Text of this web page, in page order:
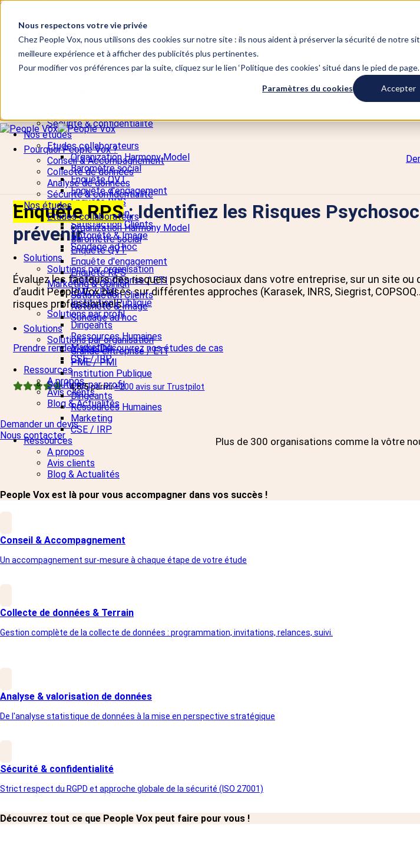
Nous respectons votre vie privée
Chez People Vox, nous utilisons des cookies sur notre site : ils nous aident à préserver la sécurité de notre
meilleure expérience et à afficher des publicités plus pertinentes.
Pour modifier vos préférences par la suite, cliquez sur le lien ‘Politique des cookies' situé dans le pied de page.
Paramètres du cookies Accepter
Skip to content
📞 +33 5 82 95 56 50
Site Vote électronique
Fermer
Sécurité & confidentialité
Nos études
Etudes collaborateurs
Organization Harmony Model
Baromètre social
Enquête QVT
Enquête d'engagement
Enquête RPS
Marketing & Opinion
Satisfaction Clients
Notoriété & Image
Sondage ad hoc
Solutions
Solutions par organisation
Grande entreprise / ETI
PME / PMI
Institution Publique
Solutions par profil
Dirigeants
Ressources Humaines
Marketing
CSE / IRP
Ressources
A propos
Avis clients
Blog & Actualités
Demander un devis
Nous contacter
Pourquoi People Vox ?
Conseil & Accompagnement
Collecte de données
Analyse de données
Sécurité & confidentialité
Nos études
Etudes collaborateurs
Organization Harmony Model
Baromètre social
Enquête QVT
Enquête d'engagement
Enquête RPS
Marketing & Opinion
Satisfaction Clients
Notoriété & Image
Sondage ad hoc
Solutions
Solutions par organisation
Grande entreprise / ETI
PME / PMI
Institution Publique
Solutions par profil
Dirigeants
Ressources Humaines
Marketing
CSE / IRP
Ressources
A propos
Avis clients
Blog & Actualités
People Vox est là pour vous accompagner dans vos succès !
Conseil & Accompagnement
Un accompagnement sur-mesure à chaque étape de votre étude
Collecte de données & Terrain
Gestion complète de la collecte de données : programmation, invitations, relances, suivi.
Analyse & valorisation de données
De l'analyse statistique de données à la mise en perspective stratégique
Sécurité & confidentialité
Strict respect du RGPD et approche globale de la sécurité (ISO 27001)
Découvrez tout ce que People Vox peut faire pour vous !
Enquête RPS: Identifiez les Risques
prévenir
Évaluez les facteurs des risques psychosociaux dans votre entreprise, sur un site ou
d’audit People Vox basés sur différentes approches (Karasek, INRS, Siegrist,
risques professionnels.
Prendre rendez-vousDécouvrez nos études de cas
4,8/5 parmi+200 avis sur Trustpilot
Plus de 300 organisations comme la vôtre
2nde 52% 56%